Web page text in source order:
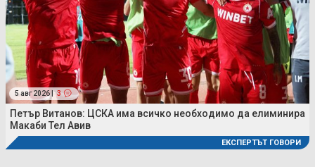
5 авг 2026 | 3
Петър Витанов: ЦСКА има всичко необходимо да елиминира
Макаби Тел Авив
ЕКСПЕРТЪТ ГОВОРИ